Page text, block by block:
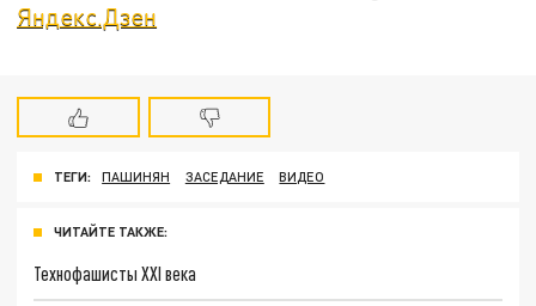
Яндекс.Дзен
ТЕГИ: ПАШИНЯН ЗАСЕДАНИЕ ВИДЕО
ЧИТАЙТЕ ТАКЖЕ:
Технофашисты XXI века